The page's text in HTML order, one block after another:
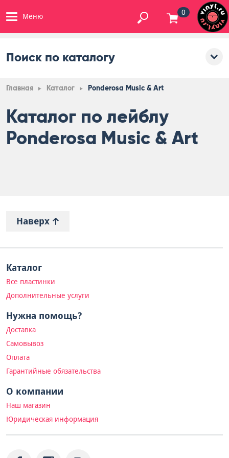
Меню 0
Поиск по каталогу
Главная Каталог Ponderosa Music & Art
Каталог по лейблу
Ponderosa Music & Art
Наверх
Каталог
Все пластинки
Дополнительные услуги
Нужна помощь?
Доставка
Самовывоз
Оплата
Гарантийные обязательства
О компании
Наш магазин
Юридическая информация